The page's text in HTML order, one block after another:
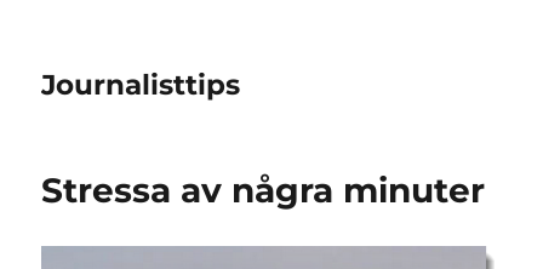
Journalisttips
Stressa av några minuter